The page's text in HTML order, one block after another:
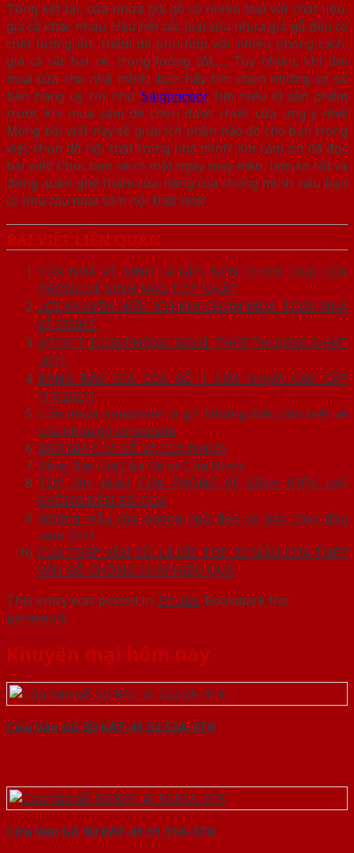
Tổng kết lại, cửa nhựa giả gỗ có nhiều loại với chất liệu,
giá cả khác nhau. Hầu hết các loại cửa nhựa giả gỗ đều có
chất lượng ổn, thẩm mĩ phù hợp với nhiều phong cách,
giá cả rất hạt rẻ, trọng lướng tốt,…. Tuy nhiên, khi tìm
mua cửa cho nhà mình, bạn hãy tìm chọn những cơ sở
bán hàng uy tín như Saigondoor, tìm hiểu kĩ sản phẩm
trước khi mua sắm để chọn được chiếc cửa ưng ý nhé!
Mong bài viết này sẽ giúp ích phần nào đó cho bạn trong
việc chọn dồ nội thất trong nhà mình! Xin cảm ơn đã đọc
bài viết! Chúc bạn sẽ có một ngày may mắn, làm ăn tốt và
đừng quên ghé thăm cửa hàng của chúng mình nếu bạn
có nhu cầu mua sắm nội thất nhé!
BÀI VIẾT LIÊN QUAN
CỬA NHÀ VỆ SINH LÀ GÌ?| NÊN CHỌN LOẠI CỬA
PHÒNG VỆ SINH NÀO TỐT NHẤT
LỜI KHUYÊN HỮU ÍCH KHI CHỌN MUA【CỬA NHÀ
VỆ SINH】
#TOP 7【CỬA PHÒNG NGỦ】THỜI THƯỢNG NHẤT
2021
BẢNG BÁO GIÁ CỬA GỖ | CỬA NHỰA CAO CẤP
[11/2021]
Cửa nhựa composite là gì? Những điều cần biết về
cửa nhựa gỗ composite
BÁO GIÁ CỬA GỖ VÀ CỬA NHỰA
Bảng Báo Giá Cửa Gỗ và Cửa Nhựa
TOP 30+ MẪU CỬA PHÒNG VỆ SINH HIỆN ĐẠI
KHÔNG NÊN BỎ QUA
Những mẫu cửa phòng ngủ đẹp và bán chạy đầu
năm 2021
CỬA THÉP VÂN GỖ LÀ GÌ?. TOP 20 MẪU CỬA THÉP
VÂN GỖ CHỐNG CHÁY HIỆU QUẢ
This entry was posted in Tin tức. Bookmark the
permalink.
Khuyến mại hôm nay
Cửa Vân Gỗ 5D KAT-41.52.52A-4TK
Cửa Vân Gỗ 5D KAT-41.51.51A-3TK